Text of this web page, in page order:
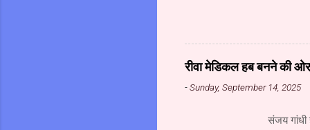
संस्थान
गोविंद
संचालक
सूचना
मध्यप्रदेश
रीवा मेडिकल हब बनने की
-Sunday, September 14, 2025
संजय गांधी